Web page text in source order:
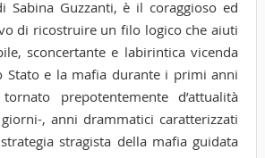
Sabina Guzzanti, è il coraggioso ed
di ricostruire un filo logico che aiuti
sconcertante e labirintica vicenda
Stato e la mafia durante i primi anni
prepotentemente d’attualità
, anni drammatici caratterizzati
stragista della mafia guidata